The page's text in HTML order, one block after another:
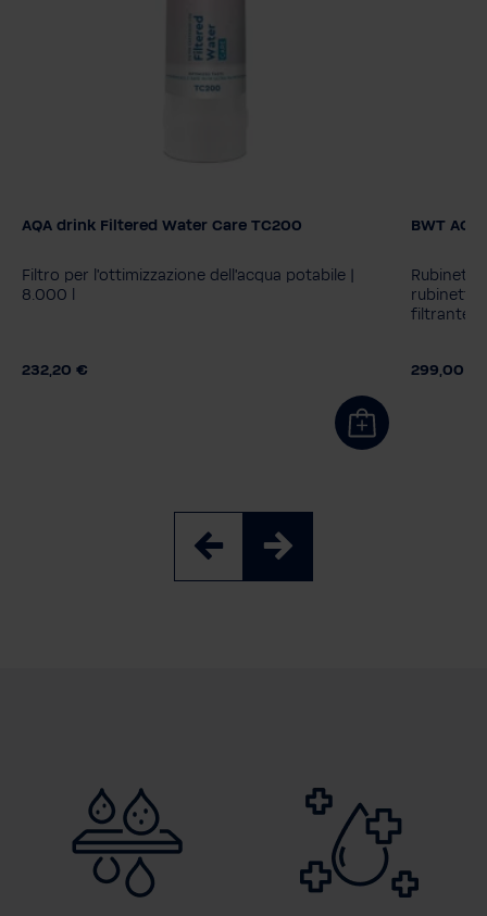
AQA drink Filtered Water Care TC200
Filtro per l'ottimizzazione dell'acqua potabile |
8.000 l
232,20 €
Modello
BWT
rubinetto
filtrante
299,00 €